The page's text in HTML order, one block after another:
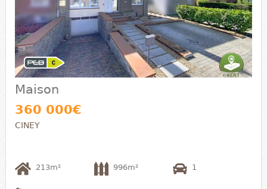
Maison
360 000€
CINEY
213m² 996m² 1